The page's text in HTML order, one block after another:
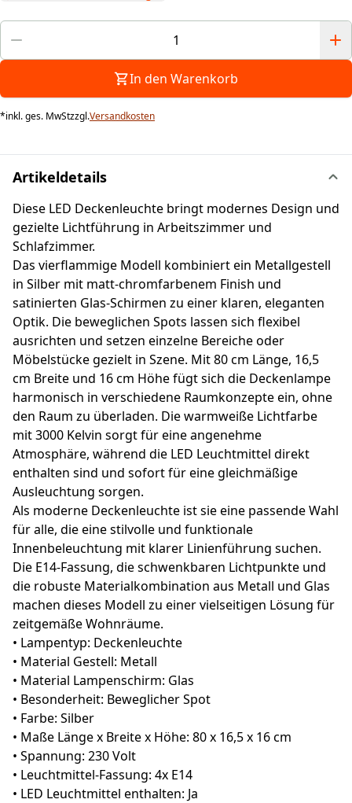
In den Warenkorb
*inkl. ges. MwStzzgl.Versandkosten
Artikeldetails
Diese LED Deckenleuchte bringt modernes Design und
gezielte Lichtführung in Arbeitszimmer und
Schlafzimmer.
Das vierflammige Modell kombiniert ein Metallgestell
in Silber mit matt-chromfarbenem Finish und
satinierten Glas-Schirmen zu einer klaren, eleganten
Optik. Die beweglichen Spots lassen sich flexibel
ausrichten und setzen einzelne Bereiche oder
Möbelstücke gezielt in Szene. Mit 80 cm Länge, 16,5
cm Breite und 16 cm Höhe fügt sich die Deckenlampe
harmonisch in verschiedene Raumkonzepte ein, ohne
den Raum zu überladen. Die warmweiße Lichtfarbe
mit 3000 Kelvin sorgt für eine angenehme
Atmosphäre, während die LED Leuchtmittel direkt
enthalten sind und sofort für eine gleichmäßige
Ausleuchtung sorgen.
Als moderne Deckenleuchte ist sie eine passende Wahl
für alle, die eine stilvolle und funktionale
Innenbeleuchtung mit klarer Linienführung suchen.
Die E14-Fassung, die schwenkbaren Lichtpunkte und
die robuste Materialkombination aus Metall und Glas
machen dieses Modell zu einer vielseitigen Lösung für
zeitgemäße Wohnräume.
• Lampentyp: Deckenleuchte
• Material Gestell: Metall
• Material Lampenschirm: Glas
• Besonderheit: Beweglicher Spot
• Farbe: Silber
• Maße Länge x Breite x Höhe: 80 x 16,5 x 16 cm
• Spannung: 230 Volt
• Leuchtmittel-Fassung: 4x E14
• LED Leuchtmittel enthalten: Ja